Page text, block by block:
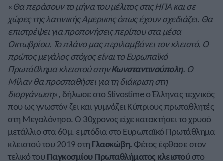
«Θα περάσουν το μήνα του μέλιτος στις ΗΠΑ και σε
χώρες της λατινικής Αμερικής όπως έχουν σχεδιάζει. Θα
επιστρέψει για προπονήσεις περίπου στα μέσα
Οκτωβρίου. Το πλάνο μας περιλαμβάνει τον κλειστό. Ο
πρώτος μεγάλος στόχος είναι το Ευρωπαϊκό
Πρωτάθλημα κλειστού στηνΚωνσταντινούπολη. Ο
Μίλαν θα προσπαθήσει για τη διάκριση στη
διοργάνωση», δήλωσε στο Stivostime ο Έλληνας τεχνικός
που ως γνωστόν ζει και γυμνάζει Κύπριους πρωταθλητές
στη Μεγαλόνησο. Ο 30χρονος είχε κατακτήσει το χρυσό
μετάλλιο στα 60μ. εμπόδια στο Ευρωπαϊκό Πρωτάθλημα
κλειστού του 2019 στη Γλασκώβη. Φέτος έφθασε στον
τελικό του Παγκοσμίου Πρωταθλήματος κλειστούστο